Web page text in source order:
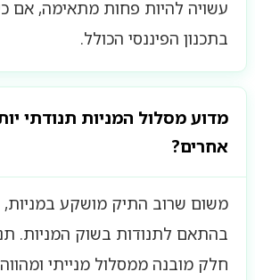
עשויה להיות פחות מתאימה, אם
בתכנון הפיננסי הכולל.
מדוע מסלול המניות תנודתי
אחרים?
משום שרוב התיק מושקע במניות,
בהתאם לתנודות בשוק המניות.
חלק מובנה ממסלול מנייתי